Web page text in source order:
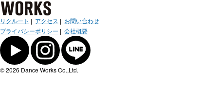
リクルート | アクセス | お問い合わせ
プライバシーポリシー | 会社概要
© 2026 Dance Works Co.,Ltd.